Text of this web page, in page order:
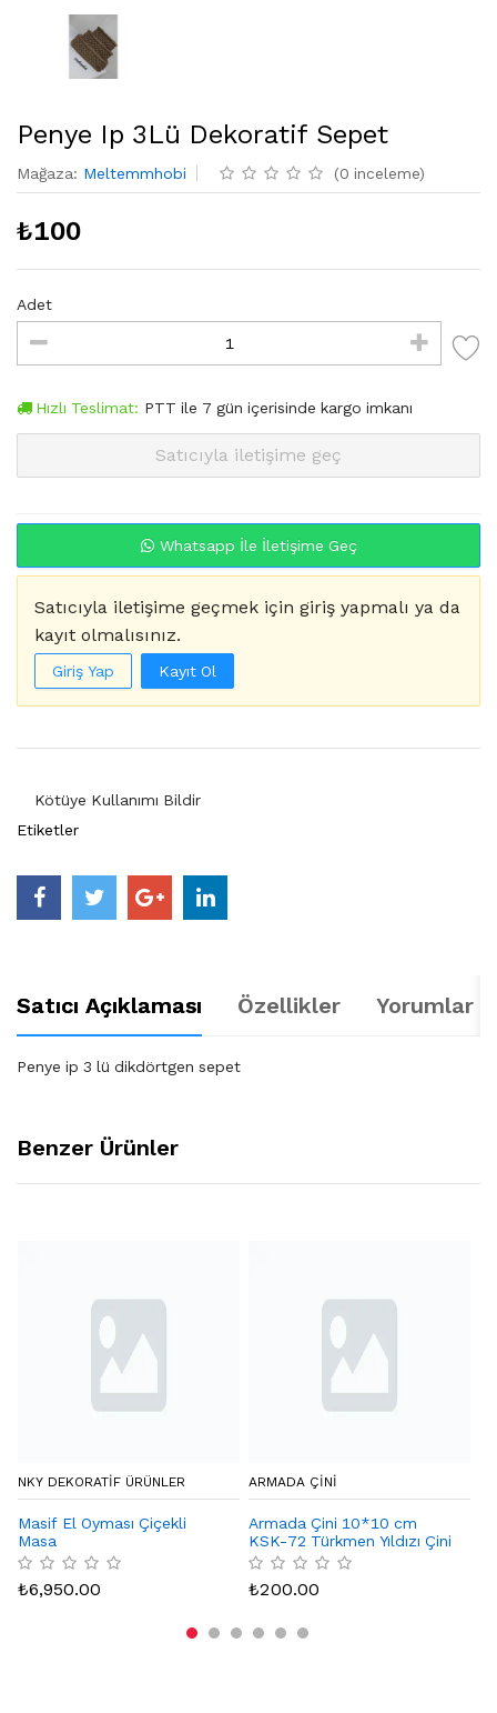
Penye Ip 3Lü Dekoratif Sepet
Mağaza: Meltemmhobi (0 inceleme)
₺100
Adet
Hızlı Teslimat: PTT ile 7 gün içerisinde kargo imkanı
Satıcıyla iletişime geç
Whatsapp İle İletişime Geç
Satıcıyla iletişime geçmek için giriş yapmalı ya da
kayıt olmalısınız.
Giriş Yap Kayıt Ol
Kötüye Kullanımı Bildir
Etiketler
Satıcı Açıklaması Özellikler Yorumlar
Penye ip 3 lü dikdörtgen sepet
Benzer Ürünler
NKY DEKORATIF ÜRÜNLER
Masif El Oyması Çiçekli
Masa
₺6,950.00
ARMADA ÇİNİ
Armada Çini 10*10 cm
KSK-72 Türkmen Yıldızı Çini
Karo Seramik Desenli
Bordür Köşesi
₺200.00